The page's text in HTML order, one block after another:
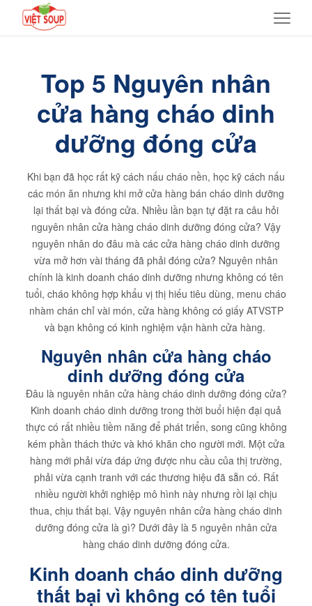
Top 5 Nguyên nhân
cửa hàng cháo dinh
dưỡng đóng cửa
Khi bạn đã học rất kỹ cách nấu cháo nền, học kỹ cách nấu
các món ăn nhưng khi mở cửa hàng bán cháo dinh dưỡng
lại thất bại và đóng cửa. Nhiều lần bạn tự đặt ra câu hỏi
nguyên nhân cửa hàng cháo dinh dưỡng đóng cửa? Vậy
nguyên nhân do đâu mà các cửa hàng cháo dinh dưỡng
vừa mở hơn vài tháng đã phải đóng cửa? Nguyên nhân
chính là kinh doanh cháo dinh dưỡng nhưng không có tên
tuổi, cháo không hợp khẩu vị thị hiếu tiêu dùng, menu cháo
nhàm chán chỉ vài món, cửa hàng không có giấy ATVSTP
và bạn không có kinh nghiệm vận hành cửa hàng.
Nguyên nhân cửa hàng cháo
dinh dưỡng đóng cửa
Đâu là nguyên nhân cửa hàng cháo dinh dưỡng đóng cửa?
Kinh doanh cháo dinh dưỡng trong thời buổi hiện đại quả
thực có rất nhiều tiềm năng để phát triển, song cũng không
kém phần thách thức và khó khăn cho người mới. Một cửa
hàng mới phải vừa đáp ứng được nhu cầu của thị trường,
phải vừa cạnh tranh với các thương hiệu đã sẵn có. Rất
nhiều người khởi nghiệp mô hình này nhưng rồi lại chịu
thua, chịu thất bại. Vậy nguyên nhân cửa hàng cháo dinh
dưỡng đóng cửa là gì? Dưới đây là 5 nguyên nhân cửa
hàng cháo dinh dưỡng đóng cửa.
Kinh doanh cháo dinh dưỡng
thất bại vì không có tên tuổi